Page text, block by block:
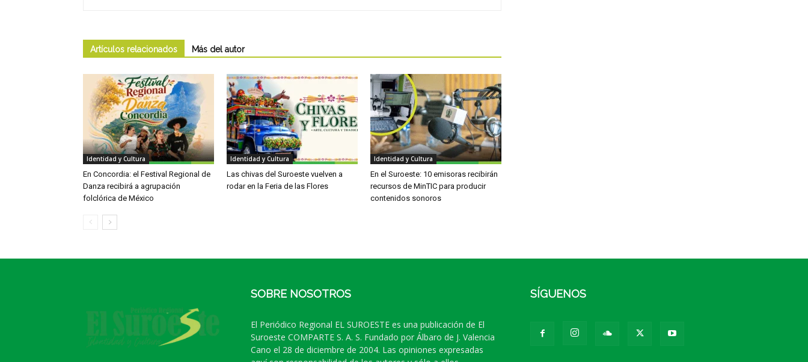
Artículos relacionados Más del autor
Identidad y Cultura
En Concordia: el Festival Regional de
Danza recibirá a agrupación
folclórica de México
Identidad y Cultura
Las chivas del Suroeste vuelven a
rodar en la Feria de las Flores
Identidad y Cultura
En el Suroeste: 10 emisoras recibirán
recursos de MinTIC para producir
contenidos sonoros
SOBRE NOSOTROS
El Periódico Regional EL SUROESTE es una publicación de El
Suroeste COMPARTE S. A. S. Fundado por Álbaro de J. Valencia
Cano el 28 de diciembre de 2004. Las opiniones expresadas
SÍGUENOS